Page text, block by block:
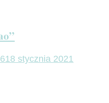
18 stycznia 2021